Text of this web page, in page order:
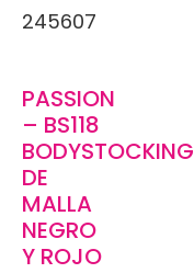
245607
PASSION
– BS118
BODYSTOCKING
DE
MALLA
NEGRO
Y ROJO